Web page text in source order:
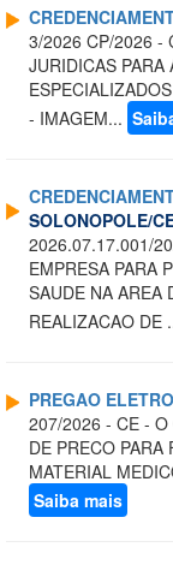
3/2026 CP/2026 -
JURIDICAS PARA
- IMAGEM...
SOLONOPOLE/
2026.07.17.001/
EMPRESA PARA
SAUDE NA AREA
REALIZACAO DE
PREGAO
207/2026 - CE - O
DE PRECO PARA
MATERIAL
Saiba mais